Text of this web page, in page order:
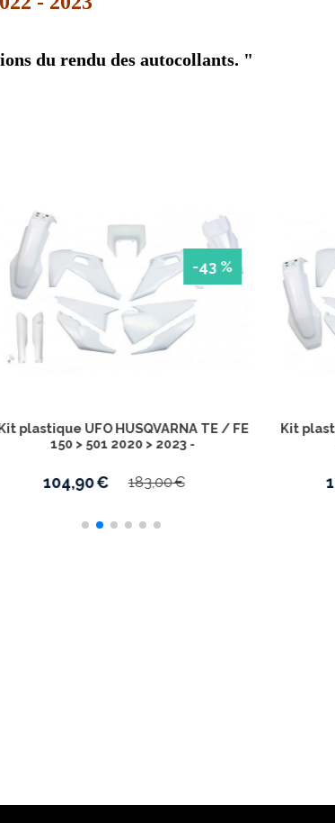
du rendu des autocollants. "
-40 %
Kit plastique UFO HUSQVARNA FC /TC
125 >450 2019 > 2022
104,90€ 176,00